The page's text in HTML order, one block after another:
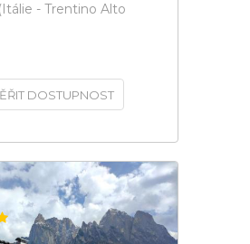
- Trentino Alto
DOSTUPNOST